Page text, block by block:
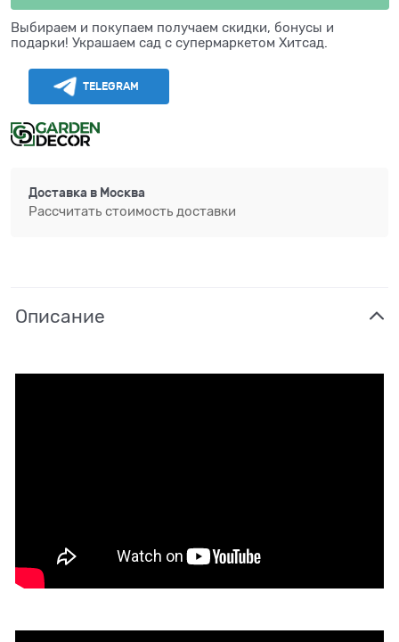
Выбираем и покупаем получаем скидки, бонусы и
подарки! Украшаем сад с супермаркетом Хитсад.
TELEGRAM
Доставка в Москва
Рассчитать стоимость доставки
Описание